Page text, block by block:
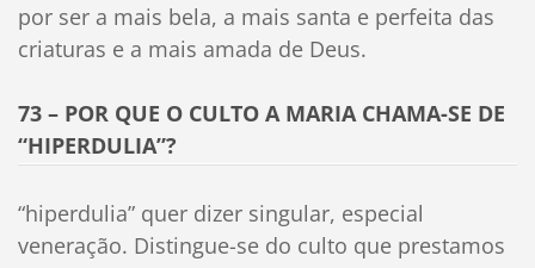
por ser a mais bela, a mais santa e perfeita das
criaturas e a mais amada de Deus.
73 – POR QUE O CULTO A MARIA CHAMA-SE DE
“HIPERDULIA”?
“hiperdulia” quer dizer singular, especial
veneração. Distingue-se do culto que prestamos